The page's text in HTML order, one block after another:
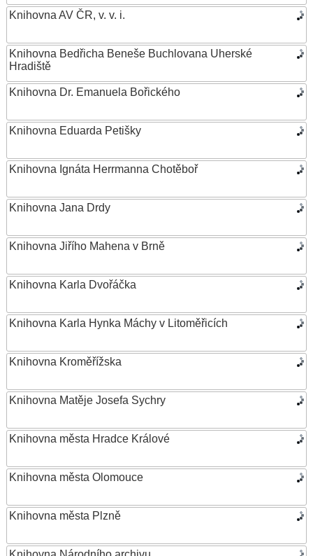
Knihovna AV ČR, v. v. i.
Knihovna Bedřicha Beneše Buchlovana Uherské
Hradiště
Knihovna Dr. Emanuela Bořického
Knihovna Eduarda Petišky
Knihovna Ignáta Herrmanna Chotěboř
Knihovna Jana Drdy
Knihovna Jiřího Mahena v Brně
Knihovna Karla Dvořáčka
Knihovna Karla Hynka Máchy v Litoměřicích
Knihovna Kroměřížska
Knihovna Matěje Josefa Sychry
Knihovna města Hradce Králové
Knihovna města Olomouce
Knihovna města Plzně